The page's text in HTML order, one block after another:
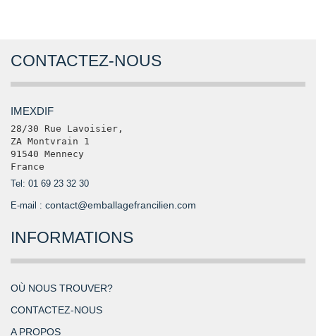
CONTACTEZ-NOUS
IMEXDIF
28/30 Rue Lavoisier,
ZA Montvrain 1
91540 Mennecy
France
Tel: 01 69 23 32 30
E-mail : contact@emballagefrancilien.com
INFORMATIONS
OÙ NOUS TROUVER?
CONTACTEZ-NOUS
A PROPOS